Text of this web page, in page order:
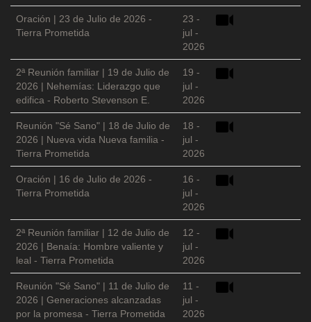
Oración | 23 de Julio de 2026 -
Tierra Prometida
23 -
jul -
2026
2ª Reunión familiar | 19 de Julio de
2026 | Nehemías: Liderazgo que
edifica - Roberto Stevenson E.
19 -
jul -
2026
Reunión "Sé Sano" | 18 de Julio de
2026 | Nueva vida Nueva familia -
Tierra Prometida
18 -
jul -
2026
Oración | 16 de Julio de 2026 -
Tierra Prometida
16 -
jul -
2026
2ª Reunión familiar | 12 de Julio de
2026 | Benaía: Hombre valiente y
leal - Tierra Prometida
12 -
jul -
2026
Reunión "Sé Sano" | 11 de Julio de
2026 | Generaciones alcanzadas
por la promesa - Tierra Prometida
11 -
jul -
2026